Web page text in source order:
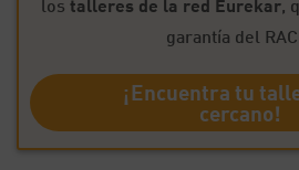
los talleres de la red Eurekar,
garantía del
¡Encuentra tu
cercano!